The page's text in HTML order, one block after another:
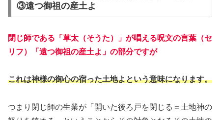
③遠つ御祖の産土よ
閉じ師である 「草太（そうた）」が唱える呪文の言葉（セ
リフ）「遠つ御祖の産土よ」の部分ですが
これは神様の御心の宿った土地よという意味になります。
つまり閉じ師の生業が「開いた後ろ戸を閉じる＝土地神の